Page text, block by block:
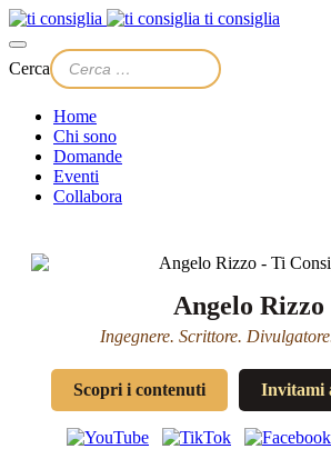
ti consiglia
Cerca
Home
Chi sono
Domande
Eventi
Collabora
Angelo Rizzo
Ingegnere. Scrittore.
Scopri i contenuti Invitami